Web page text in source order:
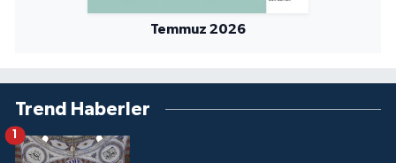
Temmuz 2026
Trend Haberler
1